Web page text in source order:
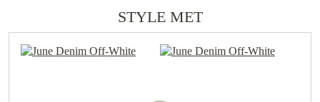
STYLE MET